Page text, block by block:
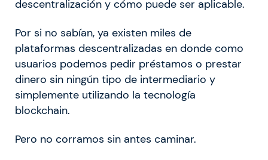
descentralización y cómo puede ser aplicable.
Por si no sabían, ya existen miles de
plataformas descentralizadas en donde como
usuarios podemos pedir préstamos o prestar
dinero sin ningún tipo de intermediario y
simplemente utilizando la tecnología
blockchain.
Pero no corramos sin antes caminar.